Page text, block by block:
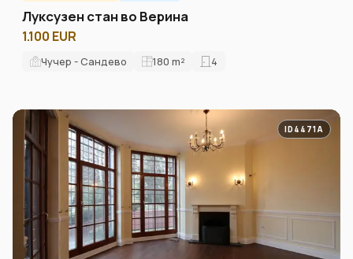
Луксузен стан во Верина
1.100 EUR
Чучер - Сандево 180 m² 4
ID4471A